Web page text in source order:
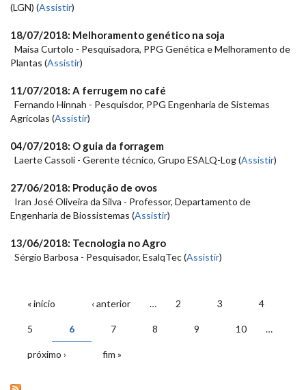
(LGN) (Assistir)
18/07/2018: Melhoramento genético na soja
Maisa Curtolo - Pesquisadora, PPG Genética e Melhoramento de
Plantas (Assistir)
11/07/2018: A ferrugem no café
Fernando Hinnah - Pesquisdor, PPG Engenharia de Sistemas
Agrícolas (Assistir)
04/07/2018: O guia da forragem
Laerte Cassoli - Gerente técnico, Grupo ESALQ-Log (Assistir)
27/06/2018: Produção de ovos
Iran José Oliveira da Silva - Professor, Departamento de
Engenharia de Biossistemas (Assistir)
13/06/2018: Tecnologia no Agro
Sérgio Barbosa - Pesquisador, EsalqTec (Assistir)
PÁGINAS
« início ‹ anterior … 2 3 4
5 6 7 8 9 10 …
próximo › fim »